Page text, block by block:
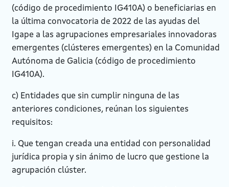
(código de procedimiento IG410A) o beneficiarias en
la última convocatoria de 2022 de las ayudas del
Igape a las agrupaciones empresariales innovadoras
emergentes (clústeres emergentes) en la Comunidad
Autónoma de Galicia (código de procedimiento
IG410A).
c) Entidades que sin cumplir ninguna de las
anteriores condiciones, reúnan los siguientes
requisitos:
i. Que tengan creada una entidad con personalidad
jurídica propia y sin ánimo de lucro que gestione la
agrupación clúster.